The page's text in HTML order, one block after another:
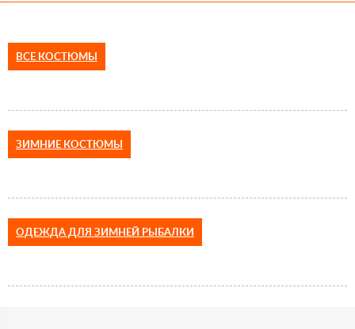
ВСЕ КОСТЮМЫ
ЗИМНИЕ КОСТЮМЫ
ОДЕЖДА ДЛЯ ЗИМНЕЙ РЫБАЛКИ